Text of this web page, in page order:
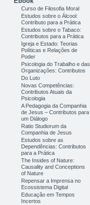
Curso de Filosofia Moral
Estudos sobre o Álcool:
Contributo para a Prática
Estudos sobre o Tabaco:
Contributos para a Prática
Igreja e Estado: Teorias
Políticas e Relações de
Poder
Psicologia do Trabalho e das
Organizações: Contributos
Do Luto
Novas Competências:
Contributos Atuais da
Psicologia
A Pedagogia da Companhia
de Jesus – Contributos para
um Diálogo
Ratio Studiorum da
Companhia de Jesus
Estudos sobre as
Dependências: Contributos
para a Prática
The Insides of Nature:
Causality and Conceptions
of Nature
Repensar a Imprensa no
Ecossistema Digital
Educação em Tempos
Incertos